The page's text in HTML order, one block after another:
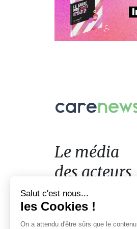
Le
acteurs
de
l'engagement
Le média
des acteurs
de
Salut c'est nous...
les Cookies !
On a attendu d'être sûrs que le contenu